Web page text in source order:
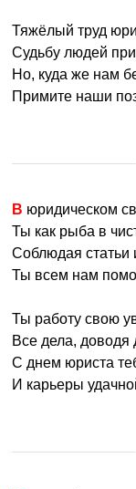
Тяжёлый труд
Судьбу людей
Но, куда же нам
Примите наши
В юридическом
Ты как рыба в
Соблюдая статьи
Ты всем нам
Ты работу свою
Все дела, доводя
С днем юриста
И карьеры